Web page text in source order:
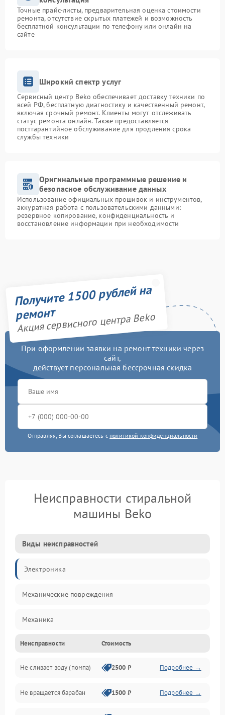
Точные прайс-листы, предварительная оценка стоимости
ремонта, отсутствие скрытых платежей и возможность
бесплатной консультации по телефону или онлайн на
сайте
Широкий спектр услуг
Сервисный центр Beko обеспечивает доставку техники по
всей РФ, бесплатную диагностику и качественный ремонт,
включая срочный ремонт. Клиенты могут отслеживать
статус ремонта онлайн. Также предоставляется
постгарантийное обслуживание для продления срока
службы техники
Оригинальные программные решение и
безопасное обслуживание данных
Использование официальных прошивок и инструментов,
аккуратная работа с пользовательскими данными:
резервное копирование, конфиденциальность и
восстановление информации при необходимости
Получите 1500 рублей на
ремонт
Акция сервисного центра Beko
При оформлении заявки на ремонт техники через
сайт,
действует персональная бессрочная скидка
Отправляя, Вы соглашаетесь с политикой конфиденциальности
Неисправности стиральной
машины Beko
Виды неисправностей
Электроника
Механические повреждения
Механика
Электропитание
Водоснабжение
Слив
Неисправности Стоимость
Не сливает воду (помпа) 2500 ₽ Подробнее →
Не вращается барабан 1500 ₽ Подробнее →